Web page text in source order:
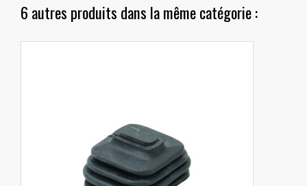
6 autres produits dans la même catégorie :